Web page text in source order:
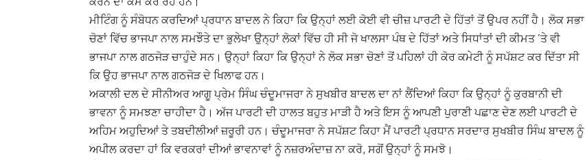
ਮੀਟਿੰਗ ਨੂੰ ਸੰਬੋਧਨ ਕਰਦਿਆਂ ਪ੍ਰਧਾਨ ਬਾਦਲ ਨੇ ਕਿਹਾ ਕਿ ਉਨ੍ਹਾਂ ਲਈ ਕੋਈ ਵੀ ਚੀਜ਼ ਪਾਰਟੀ ਦੇ ਹਿੱਤਾਂ ਤੋਂ ਉਪਰ ਨਹੀਂ ਹੈ। ਲੋਕ ਸਭਾ
ਚੋਣਾਂ ਵਿੱਚ ਭਾਜਪਾ ਨਾਲ ਸਮਝੌਤੇ ਦਾ ਭੁਲੇਖਾ ਉਨ੍ਹਾਂ ਲੋਕਾਂ ਵਿੱਚ ਹੀ ਸੀ ਜੋ ਖਾਲਸਾ ਪੰਥ ਦੇ ਹਿੱਤਾਂ ਅਤੇ ਸਿਧਾਂਤਾਂ ਦੀ ਕੀਮਤ ’ਤੇ ਵੀ
ਭਾਜਪਾ ਨਾਲ ਗਠਜੋੜ ਚਾਹੁੰਦੇ ਸਨ। ਉਨ੍ਹਾਂ ਕਿਹਾ ਕਿ ਉਨ੍ਹਾਂ ਨੇ ਲੋਕ ਸਭਾ ਚੋਣਾਂ ਤੋਂ ਪਹਿਲਾਂ ਹੀ ਕੋਰ ਕਮੇਟੀ ਨੂੰ ਸਪੱਸ਼ਟ ਕਰ ਦਿੱਤਾ ਸੀ
ਕਿ ਉਹ ਭਾਜਪਾ ਨਾਲ ਗਠਜੋੜ ਦੇ ਖਿਲਾਫ ਹਨ।
ਅਕਾਲੀ ਦਲ ਦੇ ਸੀਨੀਅਰ ਆਗੂ ਪ੍ਰੇਮ ਸਿੰਘ ਚੰਦੂਮਾਜਰਾ ਨੇ ਸੁਖਬੀਰ ਬਾਦਲ ਦਾ ਨਾਂ ਲੈਂਦਿਆਂ ਕਿਹਾ ਕਿ ਉਨ੍ਹਾਂ ਨੂੰ ਕੁਰਬਾਨੀ ਦੀ
ਭਾਵਨਾ ਨੂੰ ਸਮਝਣਾ ਚਾਹੀਦਾ ਹੈ। ਅੱਜ ਪਾਰਟੀ ਦੀ ਹਾਲਤ ਬਹੁਤ ਮਾੜੀ ਹੈ ਅਤੇ ਇਸ ਨੂੰ ਆਪਣੀ ਪੁਰਾਣੀ ਪਛਾਣ ਦੇਣ ਲਈ ਪਾਰਟੀ ਦੇ
ਅਹਿਮ ਅਹੁਦਿਆਂ ਤੇ ਤਬਦੀਲੀਆਂ ਜ਼ਰੂਰੀ ਹਨ। ਚੰਦੂਮਾਜਰਾ ਨੇ ਸਪੱਸ਼ਟ ਕਿਹਾ ਮੈਂ ਪਾਰਟੀ ਪ੍ਰਧਾਨ ਸਰਦਾਰ ਸੁਖਬੀਰ ਸਿੰਘ ਬਾਦਲ ਨੂੰ
ਅਪੀਲ ਕਰਦਾ ਹਾਂ ਕਿ ਵਰਕਰਾਂ ਦੀਆਂ ਭਾਵਨਾਵਾਂ ਨੂੰ ਨਜ਼ਰਅੰਦਾਜ਼ ਨਾ ਕਰੋ, ਸਗੋਂ ਉਨ੍ਹਾਂ ਨੂੰ ਸਮਝੋ।